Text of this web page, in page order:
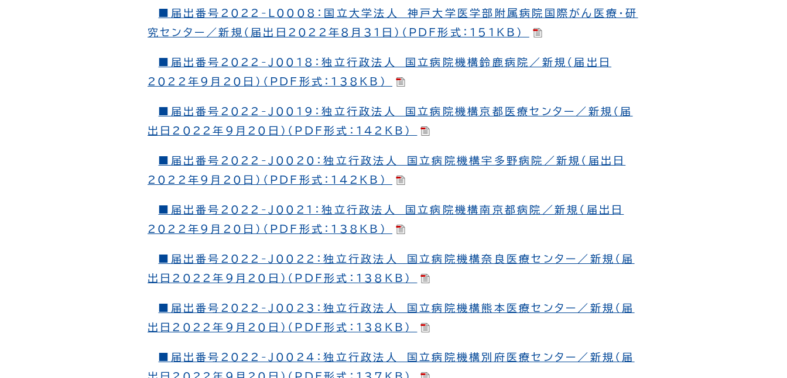
■届出番号2022-L0008：国立大学法人 神戸大学医学部附属病院国際がん医療・研
究センター／新規（届出日2022年８月31日）（PDF形式：151KB）
■届出番号2022-J0018：独立行政法人 国立病院機構鈴鹿病院／新規（届出日
2022年９月20日）（PDF形式：138KB）
■届出番号2022-J0019：独立行政法人 国立病院機構京都医療センター／新規（届
出日2022年９月20日）（PDF形式：142KB）
■届出番号2022-J0020：独立行政法人 国立病院機構宇多野病院／新規（届出日
2022年９月20日）（PDF形式：142KB）
■届出番号2022-J0021：独立行政法人 国立病院機構南京都病院／新規（届出日
2022年９月20日）（PDF形式：138KB）
■届出番号2022-J0022：独立行政法人 国立病院機構奈良医療センター／新規（届
出日2022年９月20日）（PDF形式：138KB）
■届出番号2022-J0023：独立行政法人 国立病院機構熊本医療センター／新規（届
出日2022年９月20日）（PDF形式：138KB）
■届出番号2022-J0024：独立行政法人 国立病院機構別府医療センター／新規（届